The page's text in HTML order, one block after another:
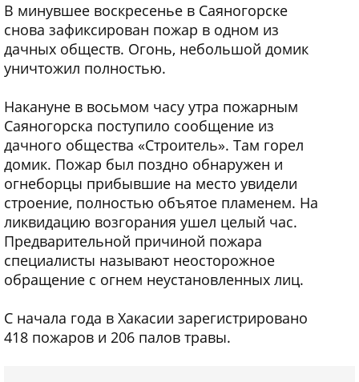
В минувшее воскресенье в Саяногорске
снова зафиксирован пожар в одном из
дачных обществ. Огонь, небольшой домик
уничтожил полностью.
Накануне в восьмом часу утра пожарным
Саяногорска поступило сообщение из
дачного общества «Строитель». Там горел
домик. Пожар был поздно обнаружен и
огнеборцы прибывшие на место увидели
строение, полностью объятое пламенем. На
ликвидацию возгорания ушел целый час.
Предварительной причиной пожара
специалисты называют неосторожное
обращение с огнем неустановленных лиц.
С начала года в Хакасии зарегистрировано
418 пожаров и 206 палов травы.